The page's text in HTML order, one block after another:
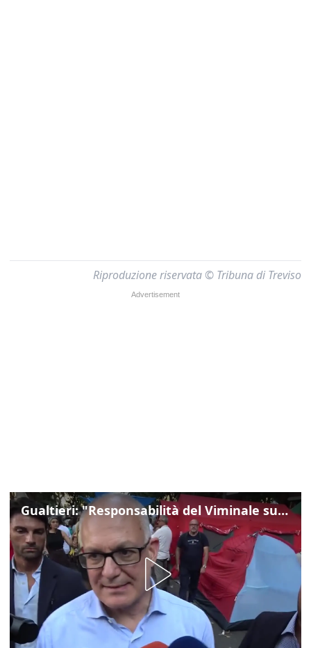
Riproduzione riservata © Tribuna di Treviso
Gualtieri: "Responsabilità del Viminale su Spin Time? La posizione dei partiti è nota"